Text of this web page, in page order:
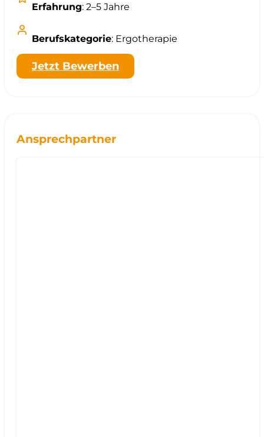
Erfahrung: 2–5 Jahre
Berufskategorie: Ergotherapie
Jetzt Bewerben
Ansprechpartner